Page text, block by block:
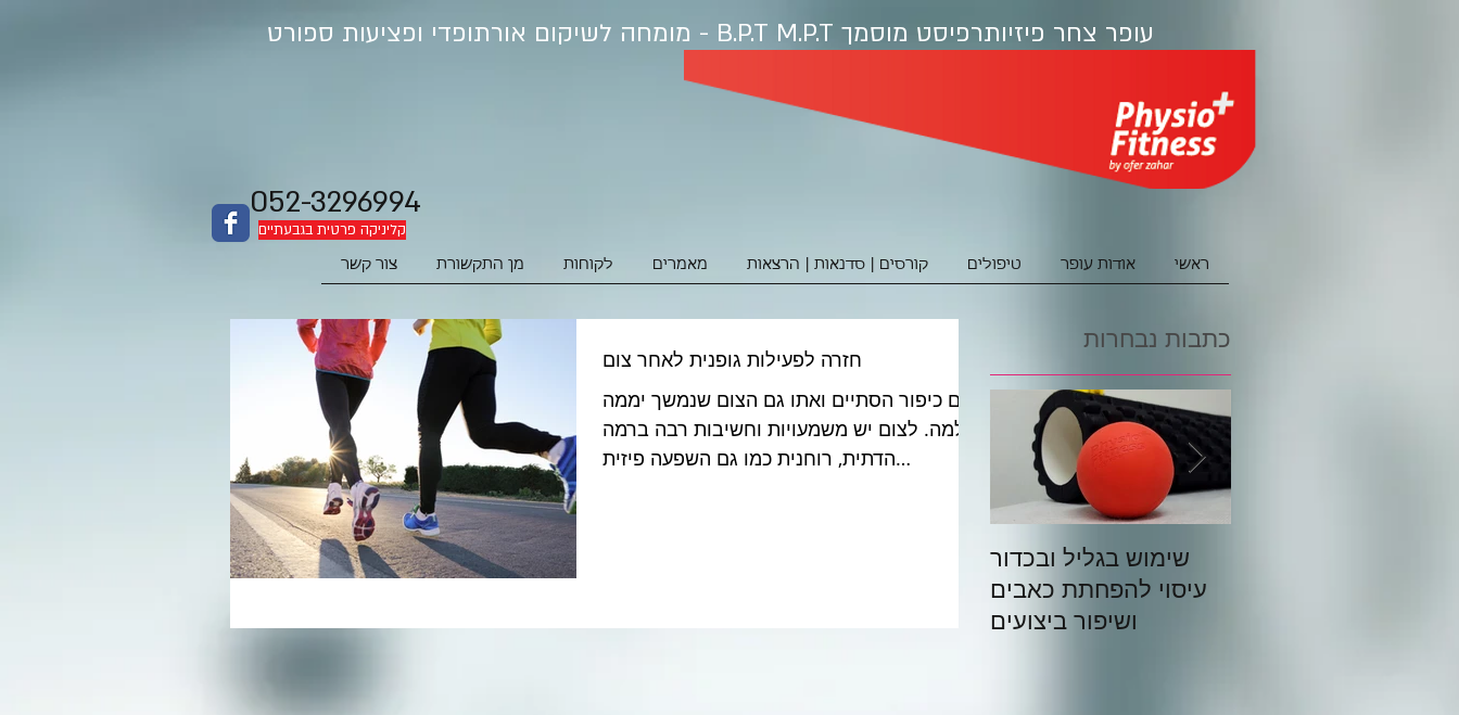
עופר צחר פיזיותרפיסט מוסמך B.P.T M.P.T - מומחה לשיקום אורתופדי ופציעות ספורט
052-3296994
קליניקה פרטית בגבעתיים
צור קשר מן התקשורת לקוחות מאמרים קורסים | סדנאות | הרצאות טיפולים אודות עופר ראשי
חזרה לפעילות גופנית לאחר צום
יום כיפור הסתיים ואתו גם הצום שנמשך יממה
שלמה. לצום יש משמעויות וחשיבות רבה ברמה
הדתית, רוחנית כמו גם השפעה פיזית
כתבות נבחרות
שימוש בגליל ובכדור
עיסוי להפחתת כאבים
ושיפור ביצועים